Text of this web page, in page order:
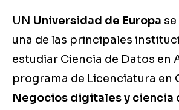
UN Universidad de Europa
una de las principales
estudiar Ciencia de Datos en
programa de Licenciatura en
Negocios digitales y ciencia